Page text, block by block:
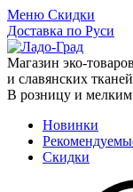
Меню Скидки
Доставка по Руси
Магазин эко-товаров
и славянских
В розницу и
Новинки
Скидки